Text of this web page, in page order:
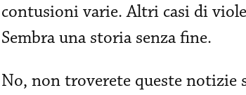
contusioni varie. Altri casi di
Sembra una storia senza fine.
No, non troverete queste